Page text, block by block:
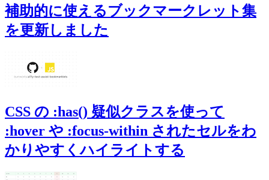
補助的に使えるブックマークレット集
を更新しました
CSS の :has() 疑似クラスを使って
:hover や :focus-within されたセルをわ
かりやすくハイライトする